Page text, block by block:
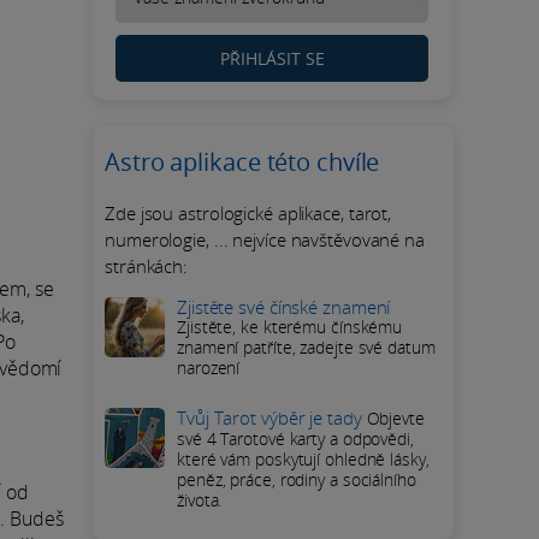
se
od
Budeš
PŘIHLÁSIT SE
Astro aplikace této chvíle
Zde jsou astrologické aplikace, tarot,
numerologie, ... nejvíce navštěvované na
stránkách:
Zjistěte své čínské znamení
Zjistěte, ke kterému čínskému
znamení patříte, zadejte své datum
narození
Tvůj Tarot výběr je tady Objevte
své 4 Tarotové karty a odpovědi,
které vám poskytují ohledně lásky,
peněz, práce, rodiny a sociálního
života.